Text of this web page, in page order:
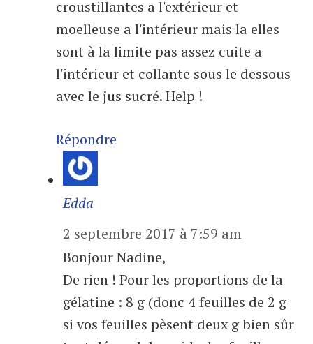
croustillantes a l'extérieur et
moelleuse a l'intérieur mais la elles
sont à la limite pas assez cuite a
l'intérieur et collante sous le dessous
avec le jus sucré. Help !
Répondre
Edda
2 septembre 2017 à 7:59 am
Bonjour Nadine,
De rien ! Pour les proportions de la
gélatine : 8 g (donc 4 feuilles de 2 g
si vos feuilles pèsent deux g bien sûr